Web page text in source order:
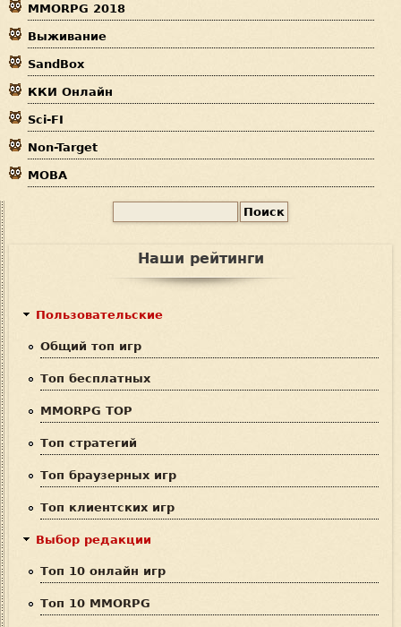
д
е
с
ь
MMORPG 2018
Выживание
SandBox
ККИ Онлайн
Sci-FI
Non-Target
MOBA
Наши рейтинги
Пользовательские
Общий топ игр
Топ бесплатных
MMORPG TOP
Топ стратегий
Топ браузерных игр
Топ клиентских игр
Выбор редакции
Топ 10 онлайн игр
Топ 10 MMORPG